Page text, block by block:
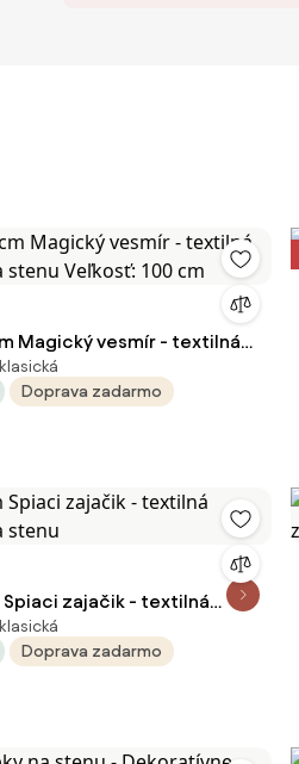
Magický vesmír - textilná
stenu Veľkosť: 100 cm
Doprava zadarmo
zajačik - textilná
stenu
Doprava zadarmo